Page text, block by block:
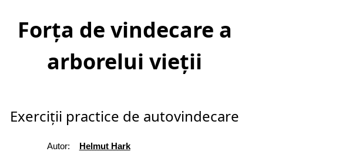
Forța de vindecare a
arborelui vieții
Exerciții practice de autovindecare
Autor:
Helmut Hark